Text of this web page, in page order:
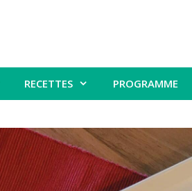
RECETTES PROGRAMME